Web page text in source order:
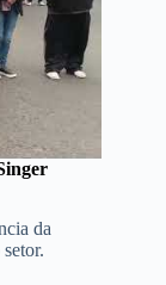
da